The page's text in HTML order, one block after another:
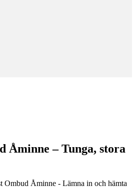
Åminne – Tunga, stora